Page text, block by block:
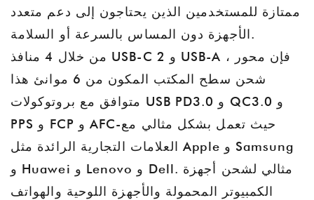
ممتازة للمستخدمين الذين يحتاجون إلى دعم متعدد
الأجهزة دون المساس بالسرعة أو السلامة.
من خلال 4 منافذ USB-C و 2 USB-A ، فإن محور
شحن سطح المكتب المكون من 6 موانئ هذا
متوافق مع بروتوكولات USB PD3.0 و QC3.0 و
PPS و FCP و AFC-حيث تعمل بشكل مثالي مع
العلامات التجارية الرائدة مثل Apple و Samsung
و Huawei و Lenovo و Dell. مثالي لشحن أجهزة
الكمبيوتر المحمولة والأجهزة اللوحية والهواتف